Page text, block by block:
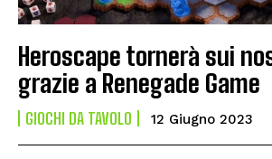
Heroscape tornerà sui
grazie a Renegade Game
GIOCHI DA TAVOLO 12 Giugno 2023